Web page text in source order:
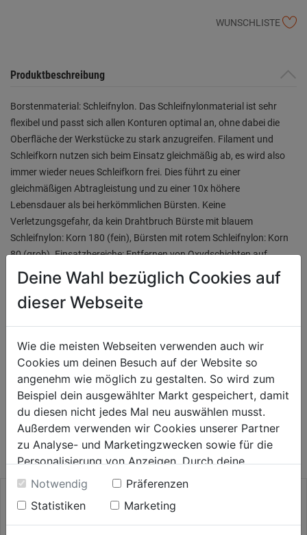
WUNSCHLISTE
Produktbeschreibung
Borstenmaterial: Schleifnylon. Das Schleifnylonmaterial ist sehr
flexibel und passt sich allen Konturen optimal an, ohne dabei die
Oberfläche der Werkstücke zu stark anzugreifen. Filament und
Schleifkorn nutzen sich beim Einsatz gleichmäßig ab, es wird also
immer wieder neues Schleifkorn frei. Dies führt zu einer
gleichmäßigen Abtragleistung und zu einer 10x höhere
Lebensdauer als bei herkömmlichen Bürsten. Keine
Verletzungsgefahr, da kein Drahtbruch Bürste mit blauem
Schleifnylon: Korn 180 (fein), Bürsten mit rotem Schleifnylon: Korn
80 (grob). Einsatzbereiche: Entfernen von Oxydschichten auf
Metallen, Strukturieren von Weichhölzern (Korn 80), Reparaturen an
Kfz-Karossen, Entfernen von Farbresten, Schleifen von Hölzern
(z.B. Möbel), etc.
Bewertung (0)
WEITERE PRODUKTE AUS DIESER
KATEGORIE
Deine Wahl bezüglich Cookies auf
dieser Webseite
Wie die meisten Webseiten verwenden auch wir
Cookies um deinen Besuch auf der Website so
angenehm wie möglich zu gestalten. So wird zum
Beispiel dein ausgewählter Markt gespeichert, damit
du diesen nicht jedes Mal neu auswählen musst.
Außerdem verwenden wir Cookies unserer Partner
zu Analyse- und Marketingzwecken sowie für die
Personalisierung von Anzeigen. Durch deine
Einwilligung werden die Daten von Drittanbieter,
unter anderem auch in den USA, verarbeitet.
Durch Klick auf "Alle Cookies erlauben" stimmst du
der Verwendung aller Cookies zu. Unter "Details
Notwendig
Präferenzen
Statistiken
Marketing